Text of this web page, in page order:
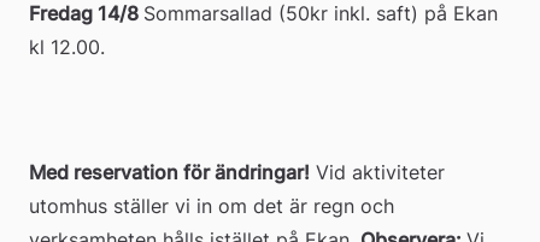
Fredag 14/8 Sommarsallad (50kr inkl. saft) på Ekan
kl 12.00.
Med reservation för ändringar! Vid aktiviteter
utomhus ställer vi in om det är regn och